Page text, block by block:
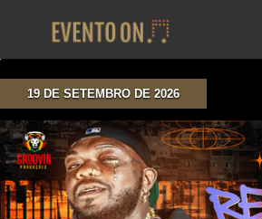
19 DE SETEMBRO DE 2026